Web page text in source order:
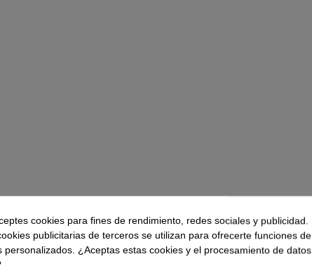
cookies para fines de rendimiento, redes sociales y publicidad.
publicitarias de terceros se utilizan para ofrecerte funciones de
personalizados. ¿Aceptas estas cookies y el procesamiento de datos